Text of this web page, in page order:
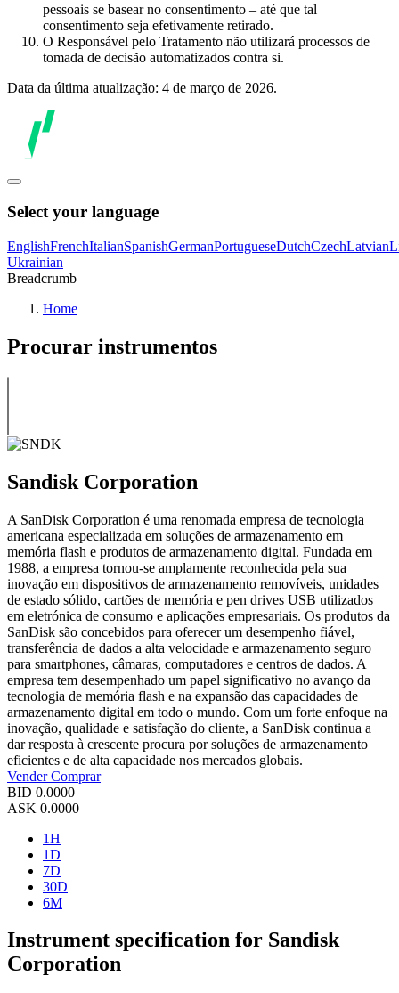
pessoais se basear no consentimento – até que tal
consentimento seja efetivamente retirado.
O Responsável pelo Tratamento não utilizará processos de
tomada de decisão automatizados contra si.
Data da última atualização: 4 de março de 2026.
Select your language
EnglishFrenchItalianSpanishGermanPortugueseDutchCzechLatvian
Ukrainian
Breadcrumb
Home
Procurar instrumentos
Sandisk Corporation
A SanDisk Corporation é uma renomada empresa de tecnologia
americana especializada em soluções de armazenamento em
memória flash e produtos de armazenamento digital. Fundada em
1988, a empresa tornou-se amplamente reconhecida pela sua
inovação em dispositivos de armazenamento removíveis, unidades
de estado sólido, cartões de memória e pen drives USB utilizados
em eletrónica de consumo e aplicações empresariais. Os produtos da
SanDisk são concebidos para oferecer um desempenho fiável,
transferência de dados a alta velocidade e armazenamento seguro
para smartphones, câmaras, computadores e centros de dados. A
empresa tem desempenhado um papel significativo no avanço da
tecnologia de memória flash e na expansão das capacidades de
armazenamento digital em todo o mundo. Com um forte enfoque na
inovação, qualidade e satisfação do cliente, a SanDisk continua a
dar resposta à crescente procura por soluções de armazenamento
eficientes e de alta capacidade nos mercados globais.
VenderComprar
BID 0.0000
ASK 0.0000
1H
1D
7D
30D
6M
Instrument specification for Sandisk
Corporation